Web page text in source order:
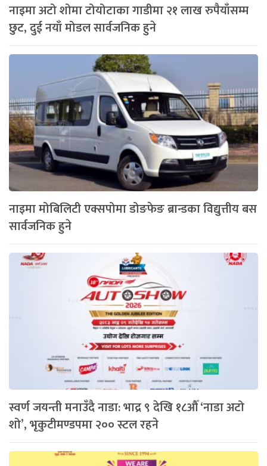
नाइमा अटो शोमा टोयोटाका गाडीमा २१ लाख रुपैयाँसम्म
छुट, दुई नयाँ मोडल सार्वजनिक हुने
नाइमा मोबिलिटी एक्सपोमा डोङफेङ ब्रान्डका विद्युत्तीय बस
सार्वजनिक हुने
स्वर्ण जयन्ती मनाउँदै नाडा: भाद्र ९ देखि १८औँ ‘नाडा अटो
शो’, भृकुटीमण्डपमा २०० स्टल रहने